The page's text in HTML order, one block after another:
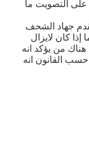
على التصويت ما
جهاد الشحف
كان لايزال
هناك من يؤكد انه
القانون انه